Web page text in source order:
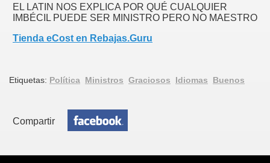
EL LATIN NOS EXPLICA POR QUÉ CUALQUIER
IMBÉCIL PUEDE SER MINISTRO PERO NO MAESTRO
Tienda eCost en Rebajas.Guru
Etiquetas: Política Ministros Graciosos Idiomas Buenos
Compartir